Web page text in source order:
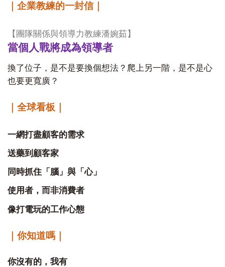
｜企業教練的一封信｜
【團隊關係與領導力教練潘婉茹】
當個人戰將成為領導者
換了位子，是不是要換個想法？爬上另一階，是不是心
也要更寬廣？
｜全球看板｜
一網打盡顧客的需求
送藥到顧客家
同時抓住「腦」與「心」
使用者，而非消費者
像打電玩的工作心態
｜你知道嗎｜
你沒有的，我有